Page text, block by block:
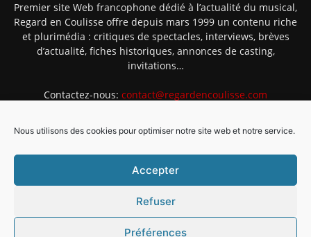
Nous utilisons des cookies pour optimiser notre site web et notre service.
Accepter
Refuser
Préférences
Premier site Web francophone dédié à l’actualité du musical,
Regard en Coulisse offre depuis mars 1999 un contenu riche
et plurimédia : critiques de spectacles, interviews, brèves
d’actualité, fiches historiques, annonces de casting,
invitations…
Contactez-nous: contact@regardencoulisse.com